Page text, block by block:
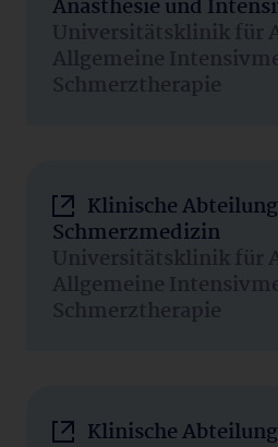
Anästhesie und
Universitätsklinik für
Allgemeine
Schmerztherapie
Klinische
Schmerzmedizin
Universitätsklinik für
Allgemeine
Schmerztherapie
Klinische